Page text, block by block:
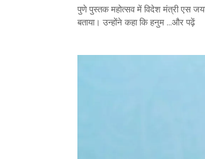
पुणे पुस्तक महोत्सव में विदेश मंत्री एस
बताया। उन्होंने कहा कि हनुम ...और पढ़ें